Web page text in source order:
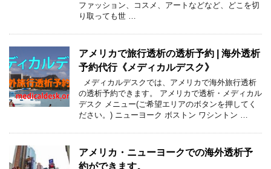
ファッション、コスメ、アートなどなど、どこを切
り取っても世 …
アメリカで旅行透析の透析予約 | 海外透析
予約代行《メディカルデスク》
メディカルデスクでは、アメリカで海外旅行透析
の透析予約できます。 アメリカで透析・メディカル
デスク メニュー(ご希望エリアのボタンを押してく
ださい。) ニューヨーク ボストン ワシントン …
アメリカ・ニューヨークでの海外透析予
約ができます。